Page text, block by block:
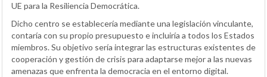
UE para la Resiliencia Democrática.
Dicho centro se establecería mediante una legislación vinculante,
contaría con su propio presupuesto e incluiría a todos los Estados
miembros. Su objetivo sería integrar las estructuras existentes de
cooperación y gestión de crisis para adaptarse mejor a las nuevas
amenazas que enfrenta la democracia en el entorno digital.